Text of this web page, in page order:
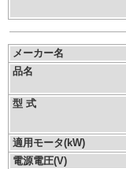
メーカー名
品名
型 式
適用モータ(kW)
電源電圧(V)